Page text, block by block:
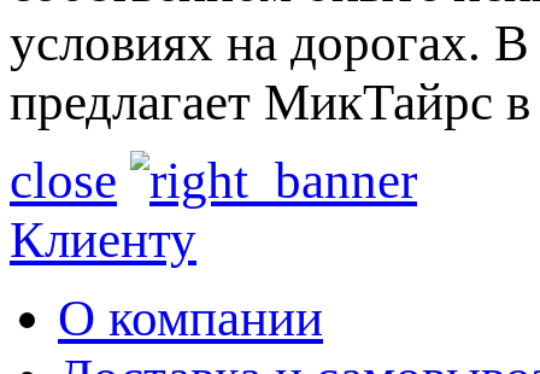
условиях на дорогах.
предлагает МикТайрс
close
Клиенту
О компании